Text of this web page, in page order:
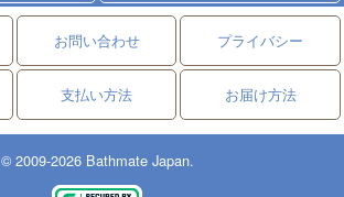
お問い合わせ プライバシー
支払い方法 お届け方法
© 2009-2026 Bathmate Japan.